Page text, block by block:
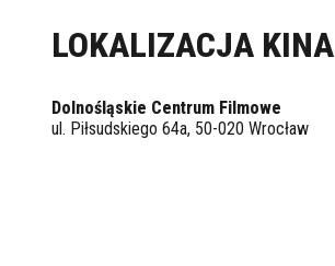
LOKALIZACJA KINA
Dolnośląskie Centrum Filmowe
ul. Piłsudskiego 64a, 50-020 Wrocław